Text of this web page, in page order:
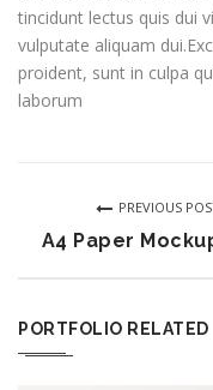
tincidunt lectus quis dui
vulputate aliquam
proident, sunt in culpa
laborum
PREVIOUS
A4 Paper
PORTFOLIO RELATED